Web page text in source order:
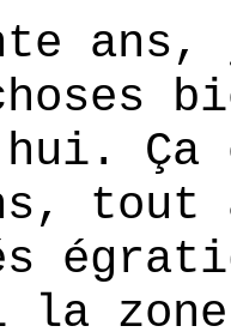
ans,
tout
la